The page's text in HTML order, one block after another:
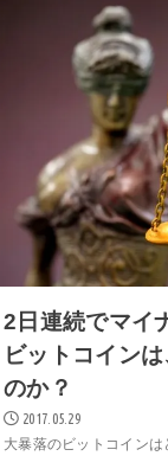
2日連続でマイ
ビットコイン
のか？
2017.05.29
大暴落のビットコイン